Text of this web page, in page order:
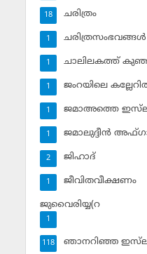
ചരിത്രം
18
ചരിത്രസംഭവങ്ങള്‍
1
ചാലിലകത്ത്
1
ജംറയിലെ
1
ജമാഅത്തെ
1
ജമാലുദ്ദീന്‍
1
ജിഹാദ്‌
2
ജീവിതവീക്ഷണം
1
ജുവൈരിയ്യ(റ
1
ഞാനറിഞ്ഞ
118